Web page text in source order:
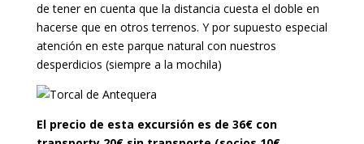
de tener en cuenta que la distancia cuesta el doble en
hacerse que en otros terrenos. Y por supuesto especial
atención en este parque natural con nuestros
desperdicios (siempre a la mochila)
El precio de esta excursión es de 36€ con